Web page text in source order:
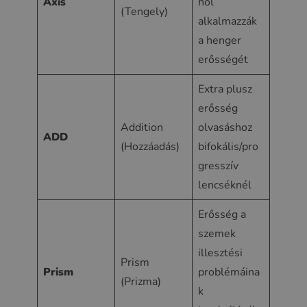
(Tengely)
alkalmazzák
a henger
erősségét
ADD
Addition
(Hozzáadás)
Extra plusz
erősség
olvasáshoz
bifokális/pro
gresszív
lencséknél
Prism
Prism
(Prizma)
Erősség a
szemek
illesztési
problémáina
k